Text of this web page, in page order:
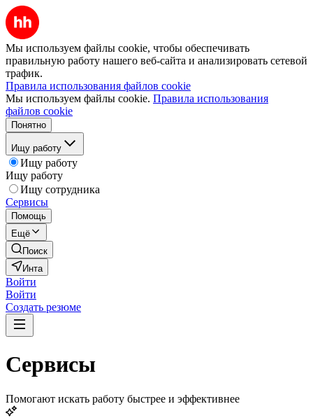
Мы используем файлы cookie, чтобы обеспечивать
правильную работу нашего веб-сайта и анализировать сетевой
трафик.
Правила использования файлов cookie
Мы используем файлы cookie. Правила использования
файлов cookie
Понятно
Ищу работу
Ищу работу
Ищу работу
Ищу сотрудника
Сервисы
Помощь
Ещё
Поиск
Инта
Войти
Войти
Создать резюме
Сервисы
Помогают искать работу быстрее и эффективнее